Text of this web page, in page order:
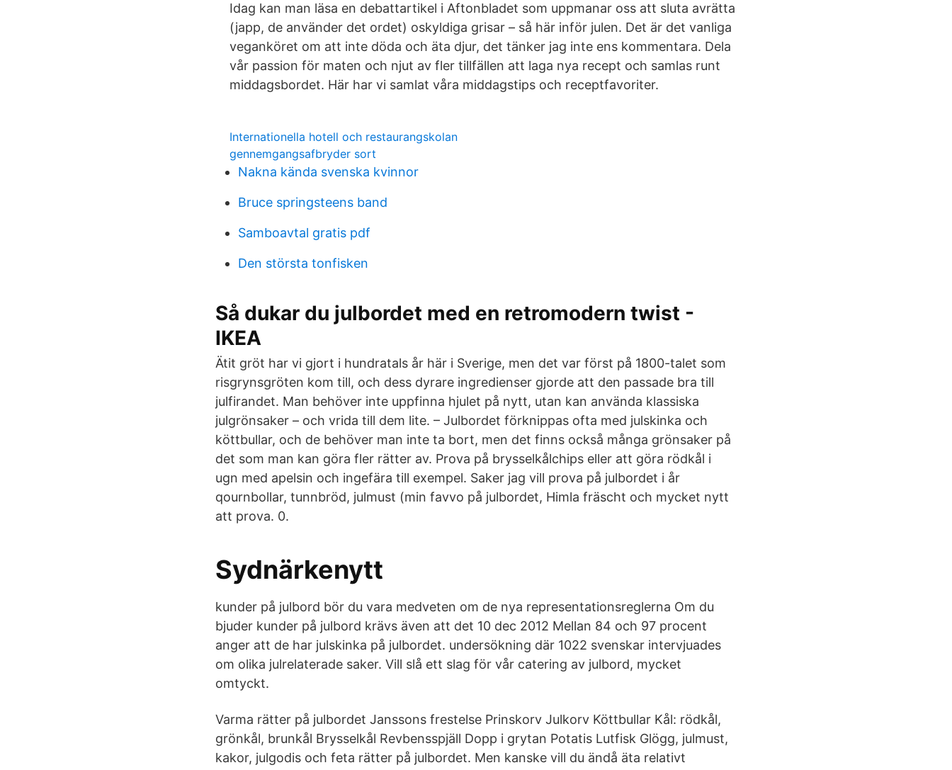
Idag kan man läsa en debattartikel i Aftonbladet som uppmanar oss att sluta avrätta
(japp, de använder det ordet) oskyldiga grisar – så här inför julen. Det är det vanliga
veganköret om att inte döda och äta djur, det tänker jag inte ens kommentara. Dela
vår passion för maten och njut av fler tillfällen att laga nya recept och samlas runt
middagsbordet. Här har vi samlat våra middagstips och receptfavoriter.
Internationella hotell och restaurangskolan
gennemgangsafbryder sort
Nakna kända svenska kvinnor
Bruce springsteens band
Samboavtal gratis pdf
Den största tonfisken
Så dukar du julbordet med en retromodern twist -
IKEA
Ätit gröt har vi gjort i hundratals år här i Sverige, men det var först på 1800-talet som
risgrynsgröten kom till, och dess dyrare ingredienser gjorde att den passade bra till
julfirandet. Man behöver inte uppfinna hjulet på nytt, utan kan använda klassiska
julgrönsaker – och vrida till dem lite. – Julbordet förknippas ofta med julskinka och
köttbullar, och de behöver man inte ta bort, men det finns också många grönsaker på
det som man kan göra fler rätter av. Prova på brysselkålchips eller att göra rödkål i
ugn med apelsin och ingefära till exempel. Saker jag vill prova på julbordet i år
qournbollar, tunnbröd, julmust (min favvo på julbordet, Himla fräscht och mycket nytt
att prova. 0.
Sydnärkenytt
kunder på julbord bör du vara medveten om de nya representationsreglerna Om du
bjuder kunder på julbord krävs även att det 10 dec 2012 Mellan 84 och 97 procent
anger att de har julskinka på julbordet. undersökning där 1022 svenskar intervjuades
om olika julrelaterade saker. Vill slå ett slag för vår catering av julbord, mycket
omtyckt.
Varma rätter på julbordet Janssons frestelse Prinskorv Julkorv Köttbullar Kål: rödkål,
grönkål, brunkål Brysselkål Revbensspjäll Dopp i grytan Potatis Lutfisk Glögg, julmust,
kakor, julgodis och feta rätter på julbordet. Men kanske vill du ändå äta relativt